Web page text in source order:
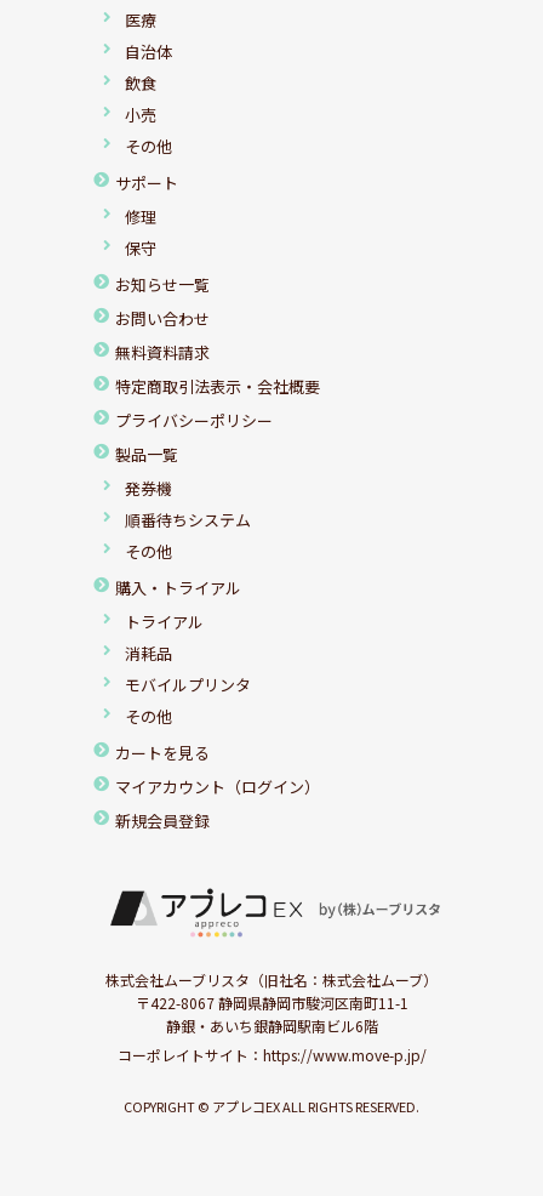
医療
自治体
飲食
小売
その他
サポート
修理
保守
お知らせ一覧
お問い合わせ
無料資料請求
特定商取引法表示・会社概要
プライバシーポリシー
製品一覧
発券機
順番待ちシステム
その他
購入・トライアル
トライアル
消耗品
モバイルプリンタ
その他
カートを見る
マイアカウント（ログイン）
新規会員登録
株式会社ムーブリスタ（旧社名：株式会社ムーブ）
〒422-8067 静岡県静岡市駿河区南町11-1
静銀・あいち銀静岡駅南ビル6階
コーポレイトサイト： https://www.move-p.jp/
COPYRIGHT © アプレコEX ALL RIGHTS RESERVED.